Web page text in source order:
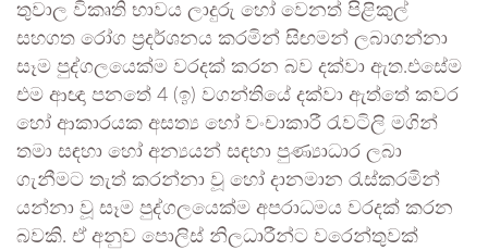
තුවාල විකෘති භාවය ලාදුරු හෝ වෙනත් පිළිකුල්
සහගත රෝග ප්‍රදර්ශනය කරමින් සිඟමන් ලබාගන්නා
සෑම පුද්ගලයෙක්ම වරදක් කරන බව දක්වා ඇත.එසේම
එම ආඥා පනතේ 4 (ඉ) වගන්තියේ දක්වා ඇත්තේ කවර
හෝ ආකාරයක අසත්‍ය හෝ වංචාකාරී රැවටිලි මගින්
තමා සඳහා හෝ අන්‍යයන් සඳහා පුණ්‍යාධාර ලබා
ගැනීමට තැත් කරන්නා වූ හෝ දානමාන රැස්කරමින්
යන්නා වූ සෑම පුද්ගලයෙක්ම අපරාධමය වරදක් කරන
බවකි. ඒ අනුව පොලිස් නිලධාරීන්ට වරෙන්තුවක්